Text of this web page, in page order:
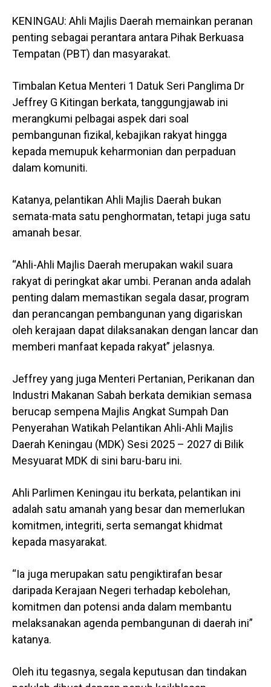
KENINGAU: Ahli Majlis Daerah memainkan peranan
penting sebagai perantara antara Pihak Berkuasa
Tempatan (PBT) dan masyarakat.
Timbalan Ketua Menteri 1 Datuk Seri Panglima Dr
Jeffrey G Kitingan berkata, tanggungjawab ini
merangkumi pelbagai aspek dari soal
pembangunan fizikal, kebajikan rakyat hingga
kepada memupuk keharmonian dan perpaduan
dalam komuniti.
Katanya, pelantikan Ahli Majlis Daerah bukan
semata-mata satu penghormatan, tetapi juga satu
amanah besar.
“Ahli-Ahli Majlis Daerah merupakan wakil suara
rakyat di peringkat akar umbi. Peranan anda adalah
penting dalam memastikan segala dasar, program
dan perancangan pembangunan yang digariskan
oleh kerajaan dapat dilaksanakan dengan lancar dan
memberi manfaat kepada rakyat” jelasnya.
Jeffrey yang juga Menteri Pertanian, Perikanan dan
Industri Makanan Sabah berkata demikian semasa
berucap sempena Majlis Angkat Sumpah Dan
Penyerahan Watikah Pelantikan Ahli-Ahli Majlis
Daerah Keningau (MDK) Sesi 2025 – 2027 di Bilik
Mesyuarat MDK di sini baru-baru ini.
Ahli Parlimen Keningau itu berkata, pelantikan ini
adalah satu amanah yang besar dan memerlukan
komitmen, integriti, serta semangat khidmat
kepada masyarakat.
“Ia juga merupakan satu pengiktirafan besar
daripada Kerajaan Negeri terhadap kebolehan,
komitmen dan potensi anda dalam membantu
melaksanakan agenda pembangunan di daerah ini”
katanya.
Oleh itu tegasnya, segala keputusan dan tindakan